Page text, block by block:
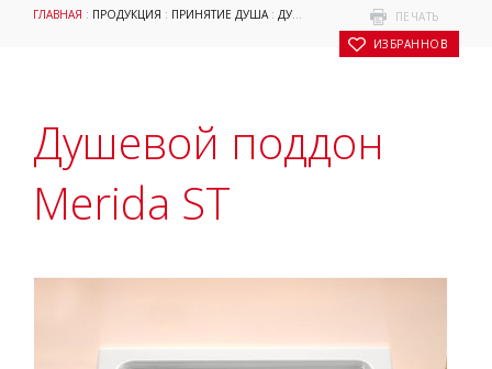
ПЕЧАТЬ
В ИЗБРАННОЕ
ГЛАВНАЯ : ПРОДУКЦИЯ : ПРИНЯТИЕ ДУША: ДУШЕВЫЕ ПОДДОНЫ : KASKADA
Душевой поддон
Merida ST